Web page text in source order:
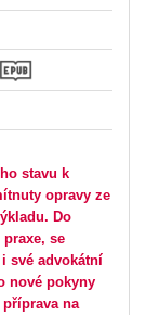
stavu k
opravy ze
Do
se
své advokátní
nové pokyny
na